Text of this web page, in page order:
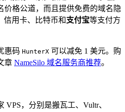
价格公道，而且提供免费的域名隐
信用卡、比特币和支付宝等支付方
惠码 HunterX 可以减免 1 美元。购
章 NameSilo 域名服务商推荐。
VPS，分别是搬瓦工、Vultr、